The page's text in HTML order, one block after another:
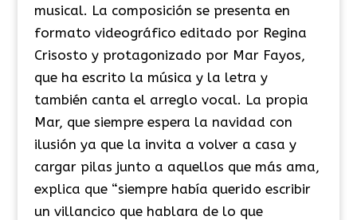
musical. La composición se presenta en
formato videográfico editado por Regina
Crisosto y protagonizado por Mar Fayos,
que ha escrito la música y la letra y
también canta el arreglo vocal. La propia
Mar, que siempre espera la navidad con
ilusión ya que la invita a volver a casa y
cargar pilas junto a aquellos que más ama,
explica que “siempre había querido escribir
un villancico que hablara de lo que